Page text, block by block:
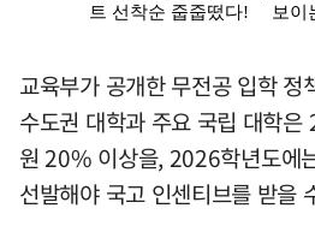
교육부가 공개한 무전공 입학 정
수도권 대학과 주요 국립 대학
원 20% 이상을, 2026학년도에
선발해야 국고 인센티브를 받을